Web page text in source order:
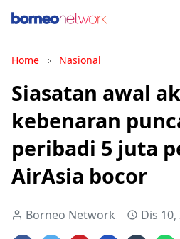
Home Nasional
Siasatan awal
kebenaran
peribadi 5 juta
AirAsia bocor
Borneo Network Dis 10,